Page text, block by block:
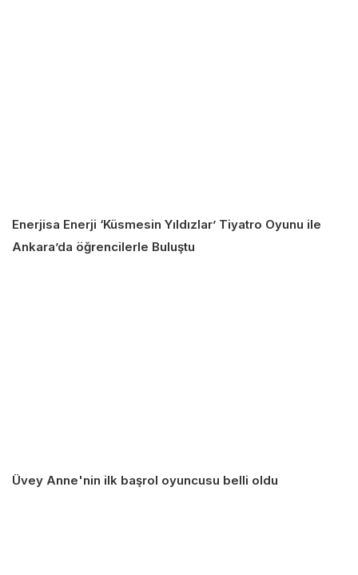
Enerjisa Enerji ‘Küsmesin Yıldızlar’ Tiyatro Oyunu ile
Ankara’da öğrencilerle Buluştu
Üvey Anne'nin ilk başrol oyuncusu belli oldu